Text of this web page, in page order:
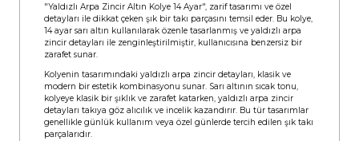
"Yaldızlı Arpa Zincir Altın Kolye 14 Ayar", zarif tasarımı ve özel
detayları ile dikkat çeken şık bir takı parçasını temsil eder. Bu kolye,
14 ayar sarı altın kullanılarak özenle tasarlanmış ve yaldızlı arpa
zincir detayları ile zenginleştirilmiştir, kullanıcısına benzersiz bir
zarafet sunar.
Kolyenin tasarımındaki yaldızlı arpa zincir detayları, klasik ve
modern bir estetik kombinasyonu sunar. Sarı altının sıcak tonu,
kolyeye klasik bir şıklık ve zarafet katarken, yaldızlı arpa zincir
detayları takıya göz alıcılık ve incelik kazandırır. Bu tür tasarımlar
genellikle günlük kullanım veya özel günlerde tercih edilen şık takı
parçalarıdır.